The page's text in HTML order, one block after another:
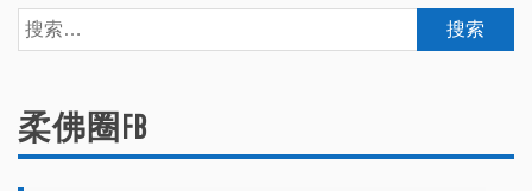
搜
索：
柔佛圈FB